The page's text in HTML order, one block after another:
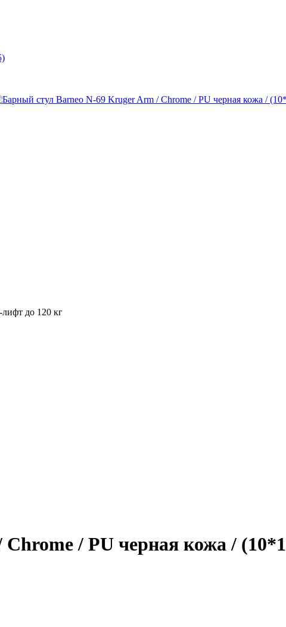
до 120 кг
/ PU черная кожа /